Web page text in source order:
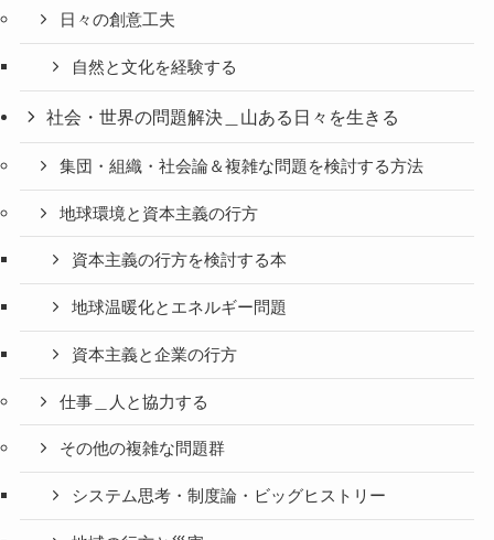
日々の創意工夫
自然と文化を経験する
社会・世界の問題解決＿山ある日々を生きる
集団・組織・社会論＆複雑な問題を検討する方法
地球環境と資本主義の行方
資本主義の行方を検討する本
地球温暖化とエネルギー問題
資本主義と企業の行方
仕事＿人と協力する
その他の複雑な問題群
システム思考・制度論・ビッグヒストリー